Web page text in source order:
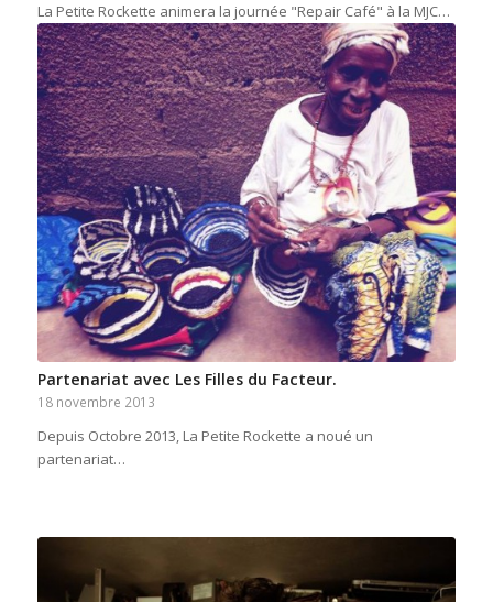
La Petite Rockette animera la journée "Repair Café" à la MJC…
Partenariat avec Les Filles du Facteur.
18 novembre 2013
Depuis Octobre 2013, La Petite Rockette a noué un
partenariat…